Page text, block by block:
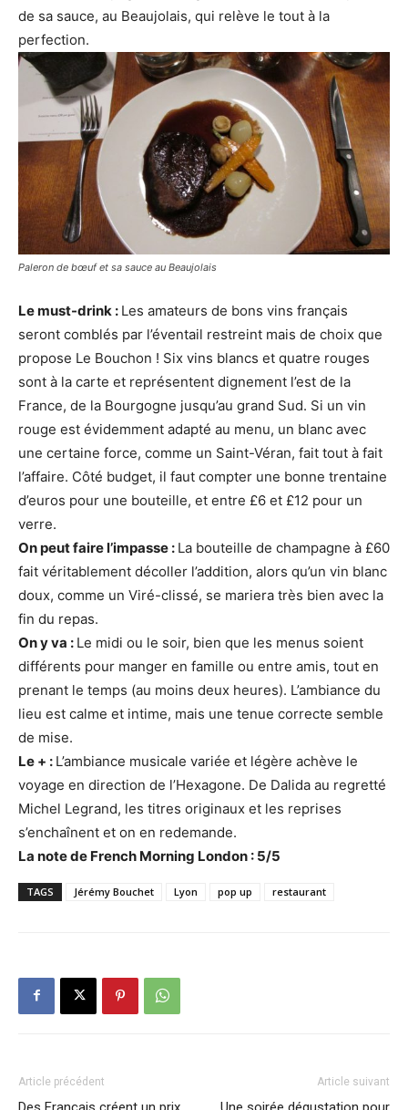
de sa sauce, au Beaujolais, qui relève le tout à la
perfection.
Paleron de bœuf et sa sauce au Beaujolais
Le must-drink : Les amateurs de bons vins français
seront comblés par l’éventail restreint mais de choix que
propose Le Bouchon ! Six vins blancs et quatre rouges
sont à la carte et représentent dignement l’est de la
France, de la Bourgogne jusqu’au grand Sud. Si un vin
rouge est évidemment adapté au menu, un blanc avec
une certaine force, comme un Saint-Véran, fait tout à fait
l’affaire. Côté budget, il faut compter une bonne trentaine
d’euros pour une bouteille, et entre £6 et £12 pour un
verre.
On peut faire l’impasse : La bouteille de champagne à £60
fait véritablement décoller l’addition, alors qu’un vin blanc
doux, comme un Viré-clissé, se mariera très bien avec la
fin du repas.
On y va : Le midi ou le soir, bien que les menus soient
différents pour manger en famille ou entre amis, tout en
prenant le temps (au moins deux heures). L’ambiance du
lieu est calme et intime, mais une tenue correcte semble
de mise.
Le + : L’ambiance musicale variée et légère achève le
voyage en direction de l’Hexagone. De Dalida au regretté
Michel Legrand, les titres originaux et les reprises
s’enchaînent et on en redemande.
La note de French Morning London : 5/5
TAGS Jérémy Bouchet Lyon pop up restaurant
Article précédent Article suivant